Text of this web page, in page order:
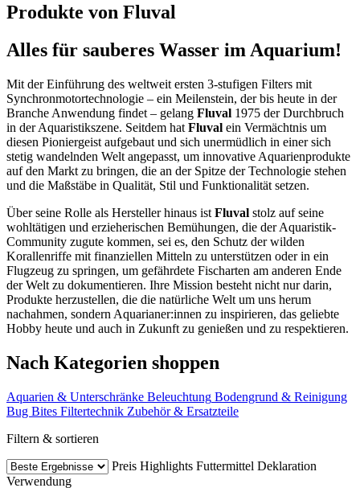
Produkte von Fluval
Alles für sauberes Wasser im Aquarium!
Mit der Einführung des weltweit ersten 3-stufigen Filters mit
Synchronmotortechnologie – ein Meilenstein, der bis heute in der
Branche Anwendung findet – gelang Fluval 1975 der Durchbruch
in der Aquaristikszene. Seitdem hat Fluval ein Vermächtnis um
diesen Pioniergeist aufgebaut und sich unermüdlich in einer sich
stetig wandelnden Welt angepasst, um innovative Aquarienprodukte
auf den Markt zu bringen, die an der Spitze der Technologie stehen
und die Maßstäbe in Qualität, Stil und Funktionalität setzen.
Über seine Rolle als Hersteller hinaus ist Fluval stolz auf seine
wohltätigen und erzieherischen Bemühungen, die der Aquaristik-
Community zugute kommen, sei es, den Schutz der wilden
Korallenriffe mit finanziellen Mitteln zu unterstützen oder in ein
Flugzeug zu springen, um gefährdete Fischarten am anderen Ende
der Welt zu dokumentieren. Ihre Mission besteht nicht nur darin,
Produkte herzustellen, die die natürliche Welt um uns herum
nachahmen, sondern Aquarianer:innen zu inspirieren, das geliebte
Hobby heute und auch in Zukunft zu genießen und zu respektieren.
Nach Kategorien shoppen
Aquarien & Unterschränke Beleuchtung Bodengrund & Reinigung
Bug Bites Filtertechnik Zubehör & Ersatzteile
Filtern & sortieren
Preis Highlights Futtermittel Deklaration
Verwendung